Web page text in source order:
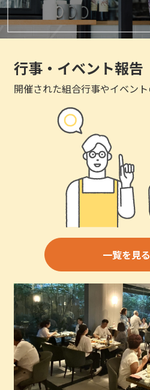
行事・イベント報告
開催された組合行事やイベント
一覧を見る